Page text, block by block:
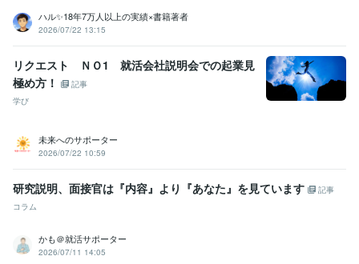
ハル✨18年7万人以上の実績×書籍著者
2026/07/22 13:15
リクエスト ＮＯ1 就活会社説明会での起業見
極め方！
記事
学び
未来へのサポーター
2026/07/22 10:59
研究説明、面接官は『内容』より『あなた』を見ています
記事
コラム
かも＠就活サポーター
2026/07/11 14:05